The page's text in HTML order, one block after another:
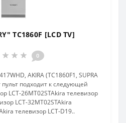
TC1860F [LCD TV]
0
AKIRA (TC1860F1, SUPRA
пульт подходит к следующей
LCT-26MT02STAkira телевизор
LCT-32MT02STAkira
телевизор LCT-D19..